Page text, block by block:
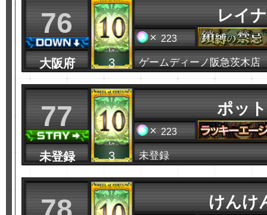
76
大阪府 3
レイナ
223
ゲームディーノ阪急茨木店
77
未登録 3
ポット
223
未登録
けんけ